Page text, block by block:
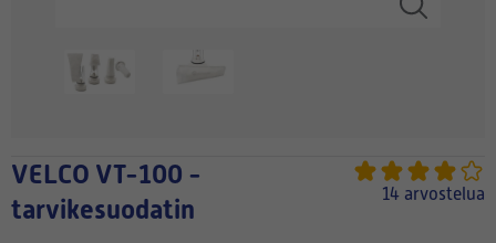
VELCO VT-100 -
tarvikesuodatin
14 arvostelua